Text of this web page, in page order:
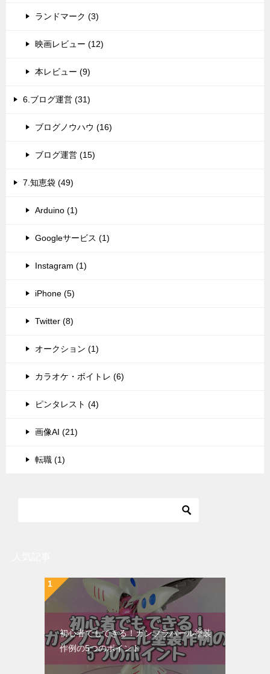
ランドマーク (3)
映画レビュー (12)
本レビュー (9)
6.ブログ運営 (31)
ブログノウハウ (16)
ブログ運営 (15)
7.知恵袋 (49)
Arduino (1)
Googleサービス (1)
Instagram (1)
iPhone (5)
Twitter (8)
オークション (1)
カラオケ・ボイトレ (6)
ピンタレスト (4)
画像AI (21)
転職 (1)
初心者でもできる！ガンプラパール塗装
作例の5つのポイント